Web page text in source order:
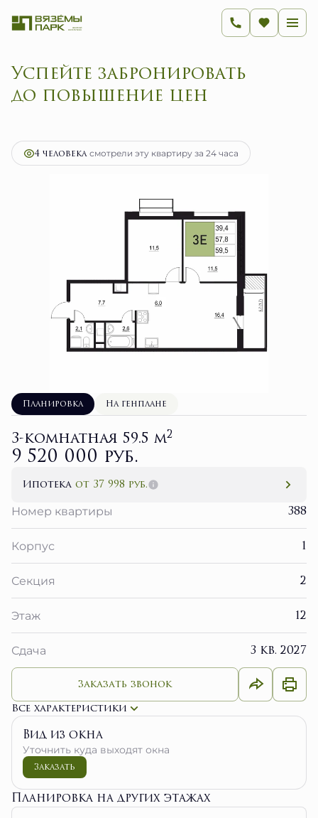
Успейте забронировать
до повышени
3-комнатная59.5 м2
4 человекaсмотрели эту квартиру за 24 часа
Планировка На генплане
3-комнатная 59.5 м2
9 520 000 руб.
Ипотека от 37 998 руб.
Номер квартиры
388
Корпус 1
Секция 2
Этаж 12
Сдача 3 кв. 2027
Заказать звонок
Все характеристики
Вид из окна
Уточнить куда выходят окна
Заказать
Планировка на других этажах